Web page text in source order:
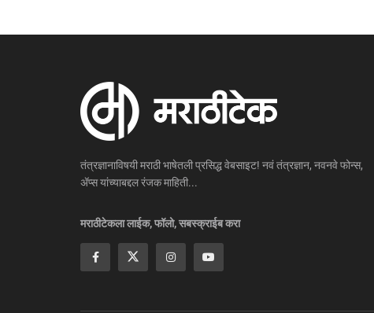
तंत्रज्ञानाविषयी मराठी भाषेतली प्रसिद्ध वेबसाइट! नवं तंत्रज्ञान, नवनवे फोन्स,
ॲप्स यांच्याबद्दल रंजक माहिती...
मराठीटेकला लाईक, फॉलो, सबस्क्राईब करा